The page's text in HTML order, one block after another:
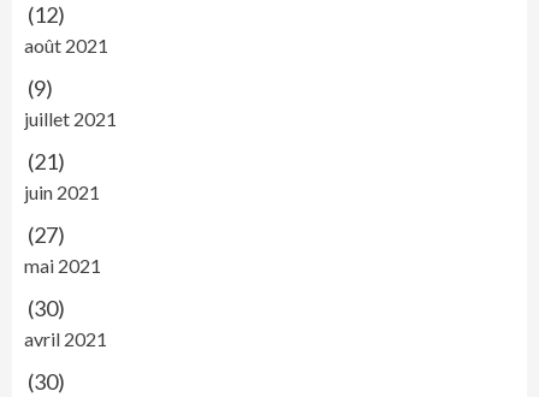
(12)
août 2021
(9)
juillet 2021
(21)
juin 2021
(27)
mai 2021
(30)
avril 2021
(30)